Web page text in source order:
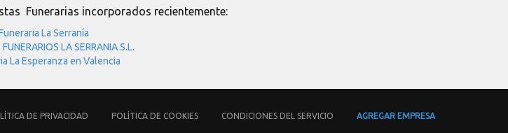
Funerarias incorporados recientemente:
La Serranía
LA SERRANIA S.L.
La Esperanza en Valencia
DE PRIVACIDAD POLÍTICA DE COOKIES CONDICIONES DEL SERVICIO AGREGAR EMPRESA